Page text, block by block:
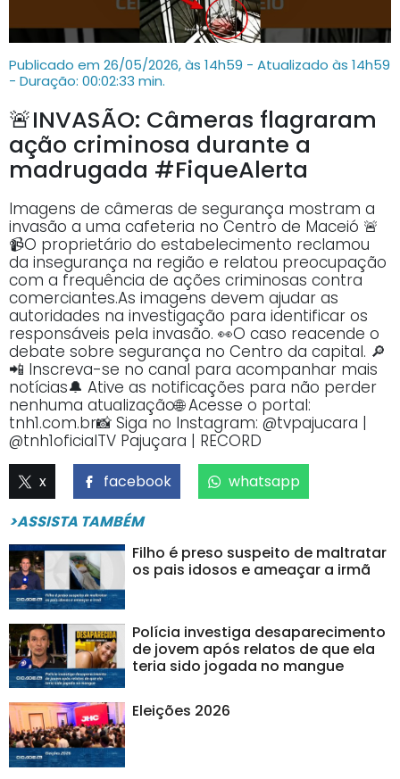
Publicado em 26/05/2026, às 14h59 - Atualizado às 14h59
- Duração: 00:02:33 min.
🚨INVASÃO: Câmeras flagraram
ação criminosa durante a
madrugada #FiqueAlerta
Imagens de câmeras de segurança mostram a
invasão a uma cafeteria no Centro de Maceió 🚨
📹O proprietário do estabelecimento reclamou
da insegurança na região e relatou preocupação
com a frequência de ações criminosas contra
comerciantes.As imagens devem ajudar as
autoridades na investigação para identificar os
responsáveis pela invasão. 👀O caso reacende o
debate sobre segurança no Centro da capital. 🔎
📲 Inscreva-se no canal para acompanhar mais
notícias🔔 Ative as notificações para não perder
nenhuma atualização🌐 Acesse o portal:
tnh1.com.br📸 Siga no Instagram: @tvpajucara |
@tnh1oficialTV Pajuçara | RECORD
x facebook
whatsapp
>ASSISTA TAMBÉM
Filho é preso suspeito de maltratar
os pais idosos e ameaçar a irmã
Polícia investiga desaparecimento
de jovem após relatos de que ela
teria sido jogada no mangue
Eleições 2026